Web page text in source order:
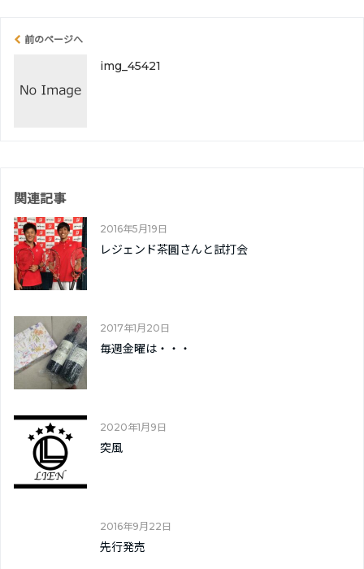
前のページへ
img_45421
関連記事
2016年5月19日
レジェンド茶圓さんと試打会
2017年1月20日
毎週金曜は・・・
2020年1月9日
突風
2016年9月22日
先行発売